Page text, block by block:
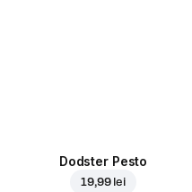
Dodster Pesto
19,99 lei